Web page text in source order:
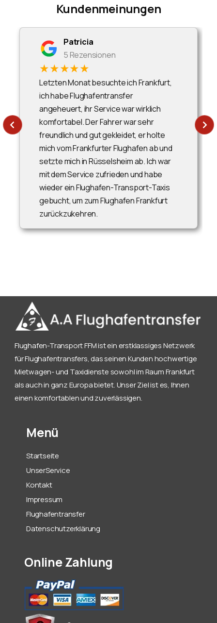
Kundenmeinungen
Patricia
5 Rezensionen
★★★★★
Letzten Monat besuchte ich Frankfurt,
ich habe Flughafentransfer
angeheuert, ihr Service war wirklich
komfortabel. Der Fahrer war sehr
freundlich und gut gekleidet, er holte
mich vom Frankfurter Flughafen ab und
setzte mich in Rüsselsheim ab. Ich war
mit dem Service zufrieden und habe
wieder ein Flughafen-Transport-Taxis
gebucht, um zum Flughafen Frankfurt
zurückzukehren.
Flughafen-Transport FFM ist ein erstklassiges Netzwerk
für Flughafentransfers, das seinen Kunden hochwertige
Mietwagen- und Taxidienste sowohl im Raum Frankfurt
als auch in ganz Europa bietet. Unser Ziel ist es, Ihnen
einen komfortablen und zuverlässigen.
Menü
Startseite
UnserService
Kontakt
Impressum
Flughafentransfer
Datenschutzerklärung
Online Zahlung